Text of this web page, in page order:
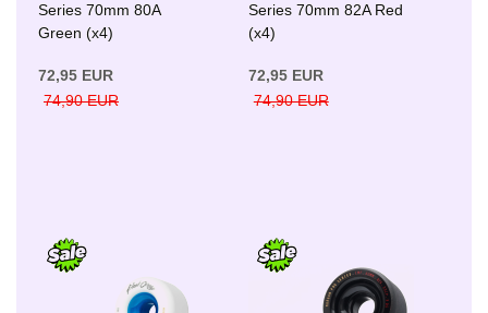
Series 70mm 80A
Green (x4)
72,95 EUR
74,90 EUR
Series 70mm 82A Red
(x4)
72,95 EUR
74,90 EUR